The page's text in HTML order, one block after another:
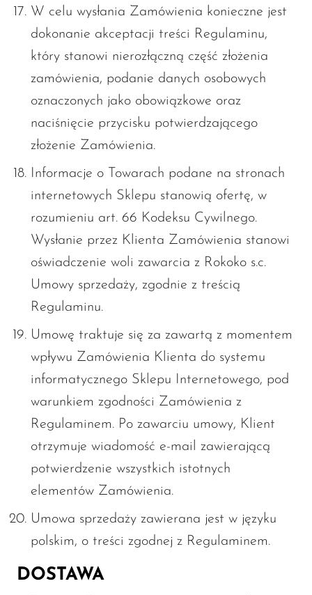
W celu wysłania Zamówienia konieczne jest
dokonanie akceptacji treści Regulaminu,
który stanowi nierozłączną część złożenia
zamówienia, podanie danych osobowych
oznaczonych jako obowiązkowe oraz
naciśnięcie przycisku potwierdzającego
złożenie Zamówienia.
Informacje o Towarach podane na stronach
internetowych Sklepu stanowią ofertę, w
rozumieniu art. 66 Kodeksu Cywilnego.
Wysłanie przez Klienta Zamówienia stanowi
oświadczenie woli zawarcia z Rokoko s.c.
Umowy sprzedaży, zgodnie z treścią
Regulaminu.
Umowę traktuje się za zawartą z momentem
wpływu Zamówienia Klienta do systemu
informatycznego Sklepu Internetowego, pod
warunkiem zgodności Zamówienia z
Regulaminem. Po zawarciu umowy, Klient
otrzymuje wiadomość e-mail zawierającą
potwierdzenie wszystkich istotnych
elementów Zamówienia.
Umowa sprzedaży zawierana jest w języku
polskim, o treści zgodnej z Regulaminem.
DOSTAWA